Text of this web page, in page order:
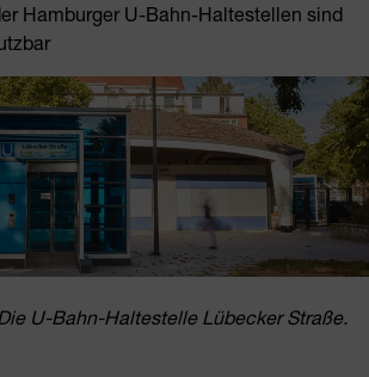
Hamburger U-Bahn-Haltestellen sind
U-Bahn-Haltestelle Lübecker Straße.